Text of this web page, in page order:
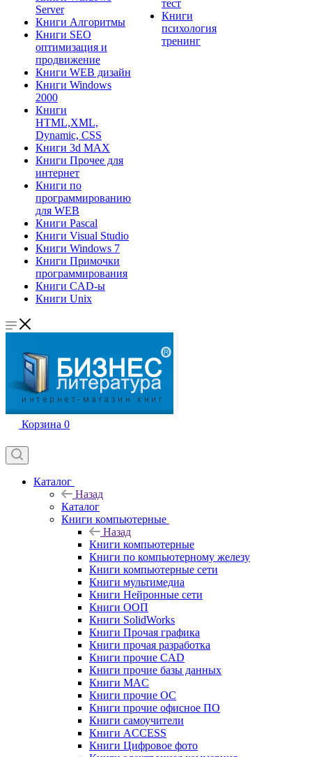
Server
Книги Алгоритмы
Книги SEO
оптимизация и
продвижение
Книги WEB дизайн
Книги Windows
2000
Книги
HTML,XML,
Dynamic, CSS
Книги 3d MAX
Книги Прочее для
интернет
Книги по
программированию
для WEB
Книги Pascal
Книги Visual Studio
Книги Windows 7
Книги Примочки
программирования
Книги CAD-ы
Книги Unix
тест
Книги
психология
тренинг
Корзина 0
Каталог
Назад
Каталог
Книги компьютерные
Назад
Книги компьютерные
Книги по компьютерному железу
Книги компьютерные сети
Книги мультимедиа
Книги Нейронные сети
Книги ООП
Книги SolidWorks
Книги Прочая графика
Книги прочая разработка
Книги прочие CAD
Книги прочие базы данных
Книги MAC
Книги прочие ОС
Книги прочие офисное ПО
Книги самоучители
Книги ACCESS
Книги Цифровое фото